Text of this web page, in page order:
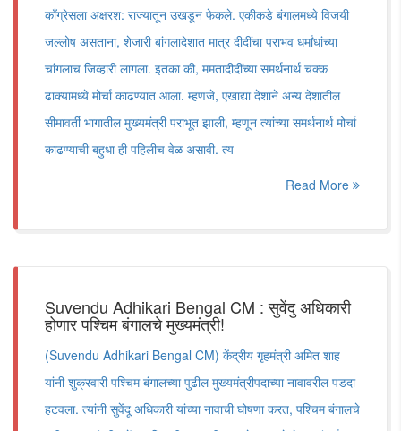
काँग्रेसला अक्षरश: राज्यातून उखडून फेकले. एकीकडे बंगालमध्ये विजयी
जल्लोष असताना, शेजारी बांगलादेशात मात्र दीदींचा पराभव धर्मांधांच्या
चांगलाच जिव्हारी लागला. इतका की, ममतादीदींच्या समर्थनार्थ चक्क
ढाक्यामध्ये मोर्चा काढण्यात आला. म्हणजे, एखाद्या देशाने अन्य देशातील
सीमावर्ती भागातील मुख्यमंत्री पराभूत झाली, म्हणून त्यांच्या समर्थनार्थ मोर्चा
काढण्याची बहुधा ही पहिलीच वेळ असावी. त्य
Read More
Suvendu Adhikari Bengal CM : सुवेंदु अधिकारी
होणार पश्चिम बंगालचे मुख्यमंत्री!
(Suvendu Adhikari Bengal CM) केंद्रीय गृहमंत्री अमित शाह
यांनी शुक्रवारी पश्चिम बंगालच्या पुढील मुख्यमंत्रीपदाच्या नावावरील पडदा
हटवला. त्यांनी सुवेंदू अधिकारी यांच्या नावाची घोषणा करत, पश्चिम बंगालचे